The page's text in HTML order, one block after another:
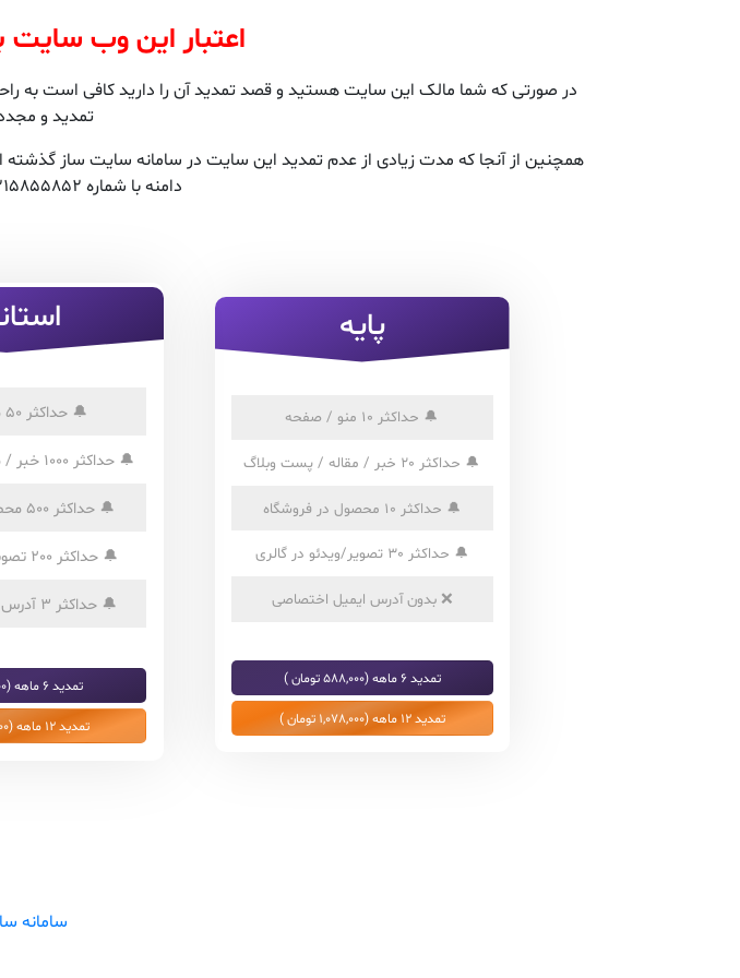
اعتبار این وب
در صورتی که شما مالک این سایت هستید و قصد تمدید آن را دارید کافی است به
تمدید و
همچنین از آنجا که مدت زیادی از عدم تمدید این سایت در سامانه سایت ساز
دامنه با شماره 09215855852 تماس حاصل فرمایید
پایه
🔔 حداکثر 10 منو / صفحه
🔔 حداکثر 20 خبر / مقاله / پست وبلاگ
🔔 حداکثر 10 محصول در فروشگاه
🔔 حداکثر 30 تصویر/ویدئو در گالری
❌بدون آدرس ایمیل اختصاصی
تمدید 6 ماهه (588,000 تومان )
تمدید 12 ماهه (1,078,000 تومان )
🔔 حداکثر 50 منو / صفحه
🔔 حداکثر 1000 خبر / مقاله / پست وبلاگ
🔔حداکثر 500 محصول در فروشگاه
🔔 حداکثر 200 تصویر/ویدئو در گالری
🔔حداکثر 3 آدرس ایمیل اختصاصی
تمدید 6 ماهه (990,000 تومان )
تمدید 12 ماهه (1,815,000 تومان )
سامانه